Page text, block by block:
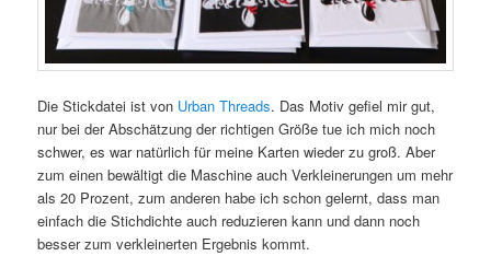
Die Stickdatei ist von Urban Threads. Das Motiv gefiel mir gut,
nur bei der Abschätzung der richtigen Größe tue ich mich noch
schwer, es war natürlich für meine Karten wieder zu groß. Aber
zum einen bewältigt die Maschine auch Verkleinerungen um mehr
als 20 Prozent, zum anderen habe ich schon gelernt, dass man
einfach die Stichdichte auch reduzieren kann und dann noch
besser zum verkleinerten Ergebnis kommt.